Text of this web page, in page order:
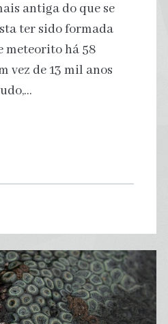
antiga do que se
ter sido formada
meteorito há 58
vez de 13 mil anos